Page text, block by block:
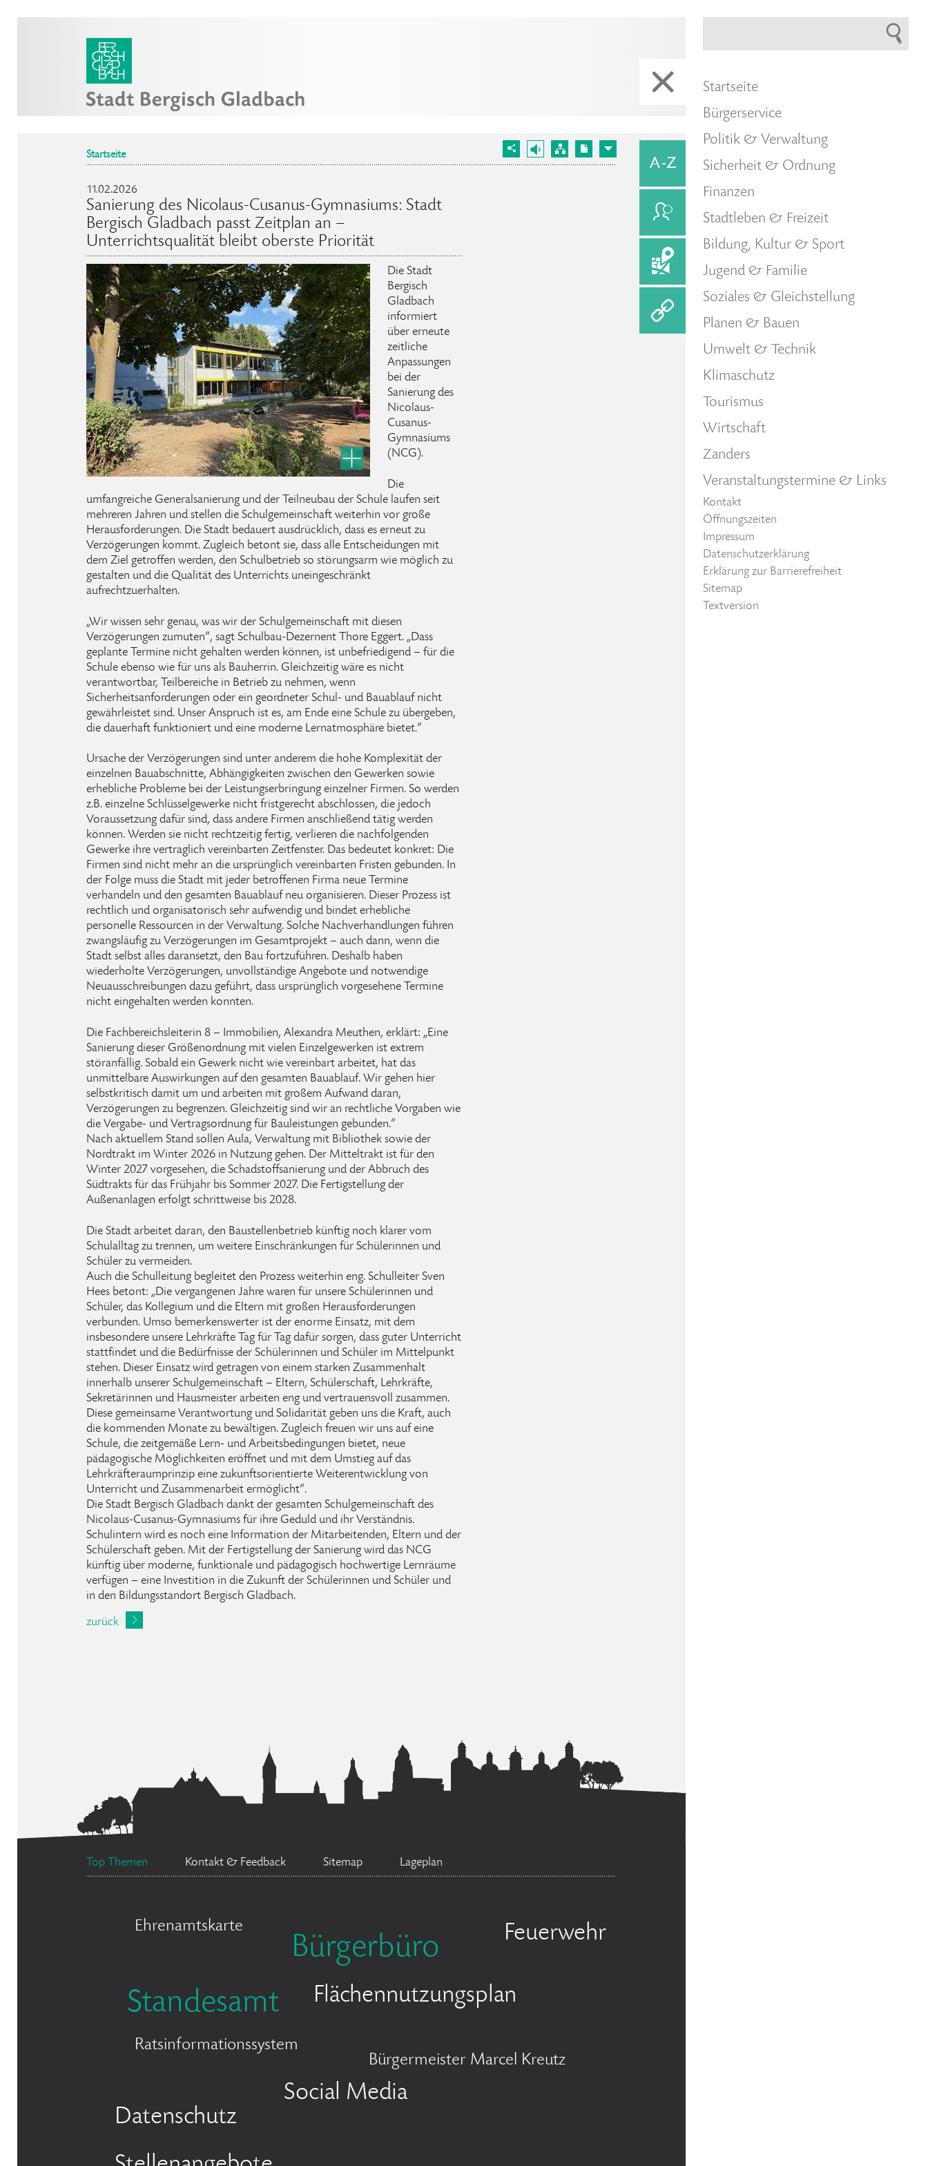
Startseite
11.02.2026
Sanierung des Nicolaus-Cusanus-Gymnasiums: Stadt
Bergisch Gladbach passt Zeitplan an –
Unterrichtsqualität bleibt oberste Priorität
Die Stadt
Bergisch
Gladbach
informiert
über erneute
zeitliche
Anpassungen
bei der
Sanierung des
Nicolaus-
Cusanus-
Gymnasiums
(NCG).
Die
umfangreiche Generalsanierung und der Teilneubau der Schule laufen seit
mehreren Jahren und stellen die Schulgemeinschaft weiterhin vor große
Herausforderungen. Die Stadt bedauert ausdrücklich, dass es erneut zu
Verzögerungen kommt. Zugleich betont sie, dass alle Entscheidungen mit
dem Ziel getroffen werden, den Schulbetrieb so störungsarm wie möglich zu
gestalten und die Qualität des Unterrichts uneingeschränkt
aufrechtzuerhalten.
„Wir wissen sehr genau, was wir der Schulgemeinschaft mit diesen
Verzögerungen zumuten“, sagt Schulbau-Dezernent Thore Eggert. „Dass
geplante Termine nicht gehalten werden können, ist unbefriedigend – für die
Schule ebenso wie für uns als Bauherrin. Gleichzeitig wäre es nicht
verantwortbar, Teilbereiche in Betrieb zu nehmen, wenn
Sicherheitsanforderungen oder ein geordneter Schul- und Bauablauf nicht
gewährleistet sind. Unser Anspruch ist es, am Ende eine Schule zu übergeben,
die dauerhaft funktioniert und eine moderne Lernatmosphäre bietet.“
Ursache der Verzögerungen sind unter anderem die hohe Komplexität der
einzelnen Bauabschnitte, Abhängigkeiten zwischen den Gewerken sowie
erhebliche Probleme bei der Leistungserbringung einzelner Firmen. So werden
z.B. einzelne Schlüsselgewerke nicht fristgerecht abschlossen, die jedoch
Voraussetzung dafür sind, dass andere Firmen anschließend tätig werden
können. Werden sie nicht rechtzeitig fertig, verlieren die nachfolgenden
Gewerke ihre vertraglich vereinbarten Zeitfenster. Das bedeutet konkret: Die
Firmen sind nicht mehr an die ursprünglich vereinbarten Fristen gebunden. In
der Folge muss die Stadt mit jeder betroffenen Firma neue Termine
verhandeln und den gesamten Bauablauf neu organisieren. Dieser Prozess ist
rechtlich und organisatorisch sehr aufwendig und bindet erhebliche
personelle Ressourcen in der Verwaltung. Solche Nachverhandlungen führen
zwangsläufig zu Verzögerungen im Gesamtprojekt – auch dann, wenn die
Stadt selbst alles daransetzt, den Bau fortzuführen. Deshalb haben
wiederholte Verzögerungen, unvollständige Angebote und notwendige
Neuausschreibungen dazu geführt, dass ursprünglich vorgesehene Termine
nicht eingehalten werden konnten.
Die Fachbereichsleiterin 8 – Immobilien, Alexandra Meuthen, erklärt: „Eine
Sanierung dieser Größenordnung mit vielen Einzelgewerken ist extrem
störanfällig. Sobald ein Gewerk nicht wie vereinbart arbeitet, hat das
unmittelbare Auswirkungen auf den gesamten Bauablauf. Wir gehen hier
selbstkritisch damit um und arbeiten mit großem Aufwand daran,
Verzögerungen zu begrenzen. Gleichzeitig sind wir an rechtliche Vorgaben wie
die Vergabe- und Vertragsordnung für Bauleistungen gebunden.“
Nach aktuellem Stand sollen Aula, Verwaltung mit Bibliothek sowie der
Nordtrakt im Winter 2026 in Nutzung gehen. Der Mitteltrakt ist für den
Winter 2027 vorgesehen, die Schadstoffsanierung und der Abbruch des
Südtrakts für das Frühjahr bis Sommer 2027. Die Fertigstellung der
Außenanlagen erfolgt schrittweise bis 2028.
Die Stadt arbeitet daran, den Baustellenbetrieb künftig noch klarer vom
Schulalltag zu trennen, um weitere Einschränkungen für Schülerinnen und
Schüler zu vermeiden.
Auch die Schulleitung begleitet den Prozess weiterhin eng. Schulleiter Sven
Hees betont: „Die vergangenen Jahre waren für unsere Schülerinnen und
Schüler, das Kollegium und die Eltern mit großen Herausforderungen
verbunden. Umso bemerkenswerter ist der enorme Einsatz, mit dem
insbesondere unsere Lehrkräfte Tag für Tag dafür sorgen, dass guter Unterricht
stattfindet und die Bedürfnisse der Schülerinnen und Schüler im Mittelpunkt
stehen. Dieser Einsatz wird getragen von einem starken Zusammenhalt
innerhalb unserer Schulgemeinschaft – Eltern, Schülerschaft, Lehrkräfte,
Sekretärinnen und Hausmeister arbeiten eng und vertrauensvoll zusammen.
Diese gemeinsame Verantwortung und Solidarität geben uns die Kraft, auch
die kommenden Monate zu bewältigen. Zugleich freuen wir uns auf eine
Schule, die zeitgemäße Lern- und Arbeitsbedingungen bietet, neue
pädagogische Möglichkeiten eröffnet und mit dem Umstieg auf das
Lehrkräfteraumprinzip eine zukunftsorientierte Weiterentwicklung von
Unterricht und Zusammenarbeit ermöglicht“.
Die Stadt Bergisch Gladbach dankt der gesamten Schulgemeinschaft des
Nicolaus-Cusanus-Gymnasiums für ihre Geduld und ihr Verständnis.
Schulintern wird es noch eine Information der Mitarbeitenden, Eltern und der
Schülerschaft geben. Mit der Fertigstellung der Sanierung wird das NCG
künftig über moderne, funktionale und pädagogisch hochwertige Lernräume
verfügen – eine Investition in die Zukunft der Schülerinnen und Schüler und
in den Bildungsstandort Bergisch Gladbach.
zurück
Top Themen Kontakt & Feedback Sitemap Lageplan
Ehrenamtskarte
Bürgerbüro Feuerwehr
Standesamt Flächennutzungsplan
Ratsinformationssystem
Bürgermeister Marcel Kreutz
Datenschutz
Social Media
Startseite
Bürgerservice
Politik & Verwaltung
Sicherheit & Ordnung
Finanzen
Stadtleben & Freizeit
Bildung, Kultur & Sport
Jugend & Familie
Soziales & Gleichstellung
Planen & Bauen
Umwelt & Technik
Klimaschutz
Tourismus
Wirtschaft
Zanders
Veranstaltungstermine & Links
Kontakt
Öffnungszeiten
Impressum
Datenschutzerklärung
Erklärung zur Barrierefreiheit
Sitemap
Textversion